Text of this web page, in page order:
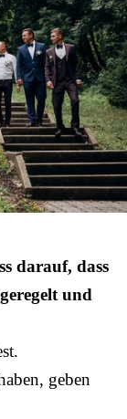
darauf, dass
und
geben